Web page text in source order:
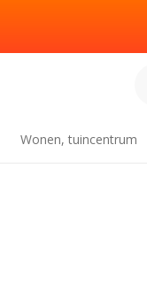
Wonen, tuincentrum